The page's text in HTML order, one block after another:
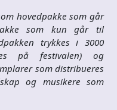
hovedpakke som går
som kun går til
trykkes i 3000
på festivalen) og
som distribueres
og musikere som